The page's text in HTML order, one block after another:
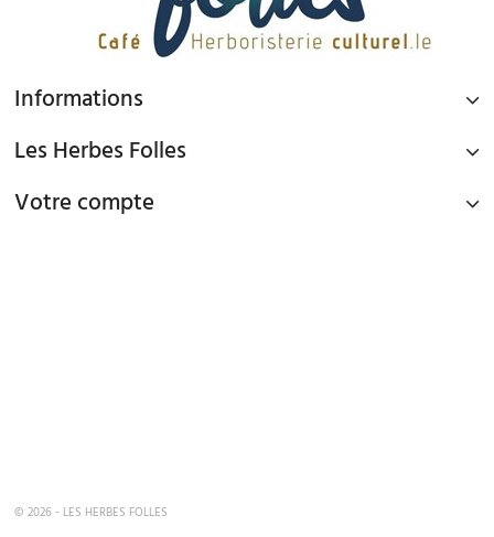
Informations
Les Herbes Folles
Votre compte
© 2026 - LES HERBES FOLLES